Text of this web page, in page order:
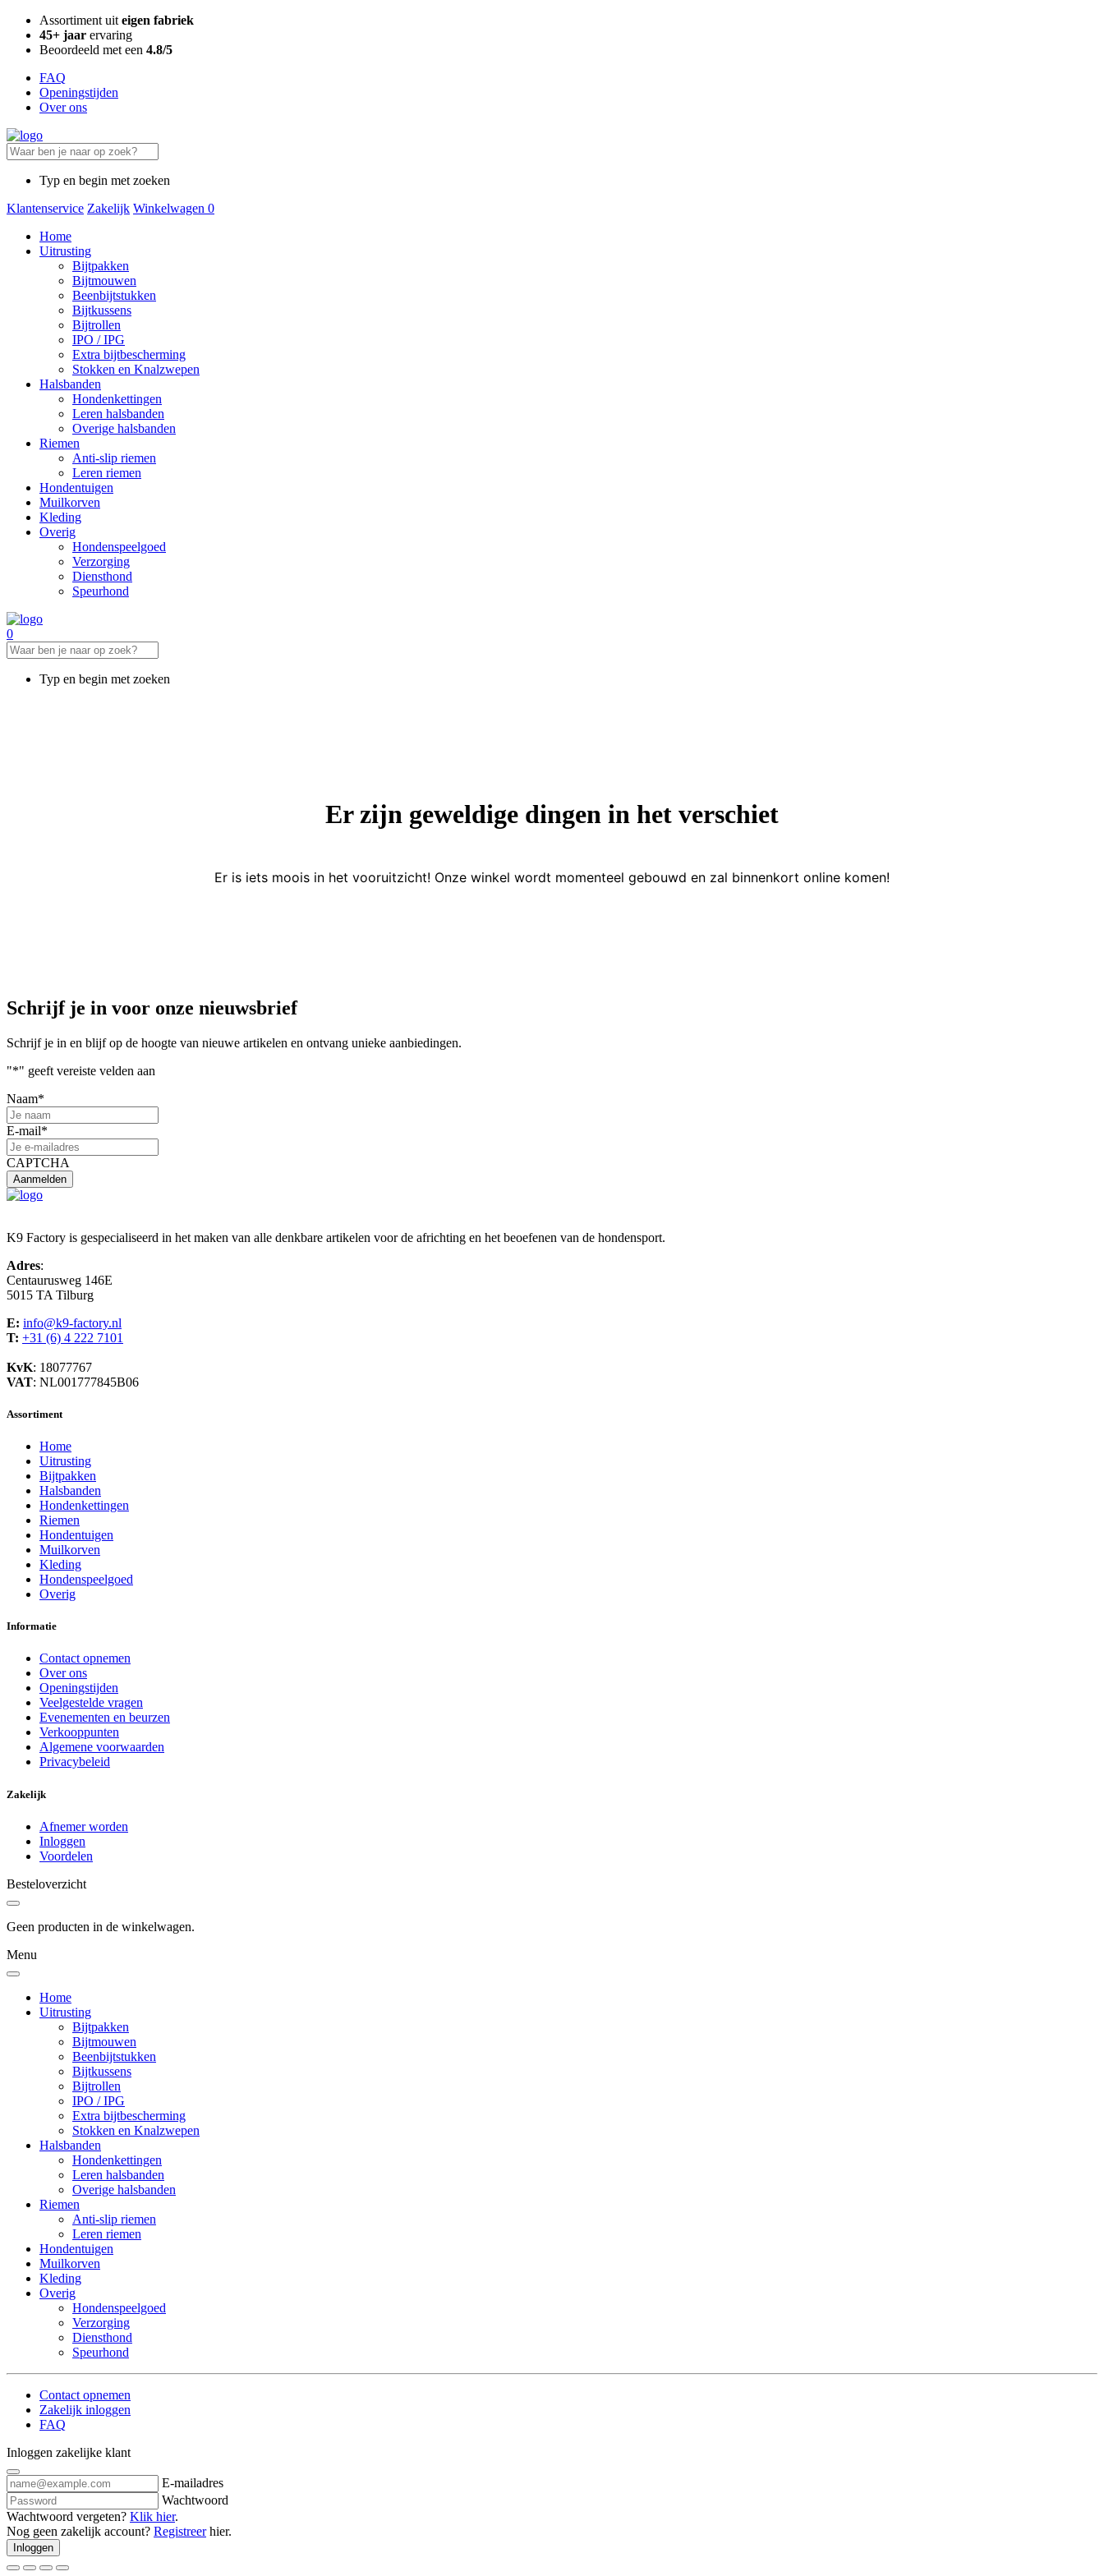
Assortiment uit eigen fabriek
45+ jaar ervaring
Beoordeeld met een 4.8/5
FAQ
Openingstijden
Over ons
Typ en begin met zoeken
Klantenservice Zakelijk Winkelwagen 0
Home
Uitrusting
Bijtpakken
Bijtmouwen
Beenbijtstukken
Bijtkussens
Bijtrollen
IPO / IPG
Extra bijtbescherming
Stokken en Knalzwepen
Halsbanden
Hondenkettingen
Leren halsbanden
Overige halsbanden
Riemen
Anti-slip riemen
Leren riemen
Hondentuigen
Muilkorven
Kleding
Overig
Hondenspeelgoed
Verzorging
Diensthond
Speurhond
0
Typ en begin met zoeken
Er zijn geweldige dingen in het verschiet
Er is iets moois in het vooruitzicht! Onze winkel wordt momenteel gebouwd en zal binnenkort online komen!
Schrijf je in voor onze nieuwsbrief
Schrijf je in en blijf op de hoogte van nieuwe artikelen en ontvang unieke aanbiedingen.
"*" geeft vereiste velden aan
Naam*
E-mail*
CAPTCHA
K9 Factory is gespecialiseerd in het maken van alle denkbare artikelen voor de africhting en het beoefenen van de hondensport.
Adres:
Centaurusweg 146E
5015 TA Tilburg
E: info@k9-factory.nl
T: +31 (6) 4 222 7101
KvK: 18077767
VAT: NL001777845B06
Assortiment
Home
Uitrusting
Bijtpakken
Halsbanden
Hondenkettingen
Riemen
Hondentuigen
Muilkorven
Kleding
Hondenspeelgoed
Overig
Informatie
Contact opnemen
Over ons
Openingstijden
Veelgestelde vragen
Evenementen en beurzen
Verkooppunten
Algemene voorwaarden
Privacybeleid
Zakelijk
Afnemer worden
Inloggen
Voordelen
Besteloverzicht
Geen producten in de winkelwagen.
Menu
Home
Uitrusting
Bijtpakken
Bijtmouwen
Beenbijtstukken
Bijtkussens
Bijtrollen
IPO / IPG
Extra bijtbescherming
Stokken en Knalzwepen
Halsbanden
Hondenkettingen
Leren halsbanden
Overige halsbanden
Riemen
Anti-slip riemen
Leren riemen
Hondentuigen
Muilkorven
Kleding
Overig
Hondenspeelgoed
Verzorging
Diensthond
Speurhond
Contact opnemen
Zakelijk inloggen
FAQ
Inloggen zakelijke klant
E-mailadres
Wachtwoord
Wachtwoord vergeten? Klik hier.
Nog geen zakelijk account? Registreerhier.
Inloggen